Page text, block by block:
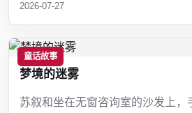
2026-07-27
童话故事
梦境的迷雾
苏叙和坐在无窗咨询室的沙发上，